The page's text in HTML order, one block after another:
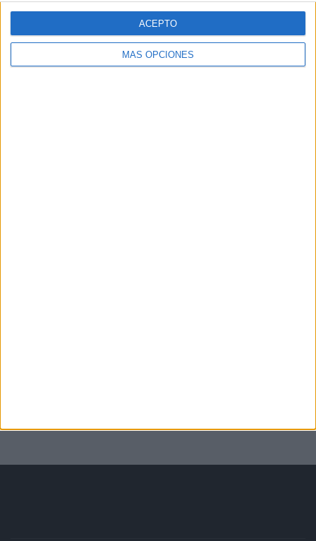
MÁS OPCIONES
ACEPTO
HACE 3 HORAS